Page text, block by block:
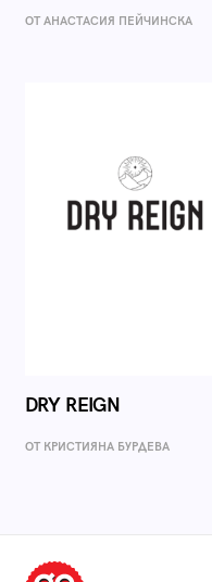
ОТ AНАСТАСИЯ ПЕЙЧИНСКА
DRY REIGN
ОТ КРИСТИЯНА БУРДЕВА